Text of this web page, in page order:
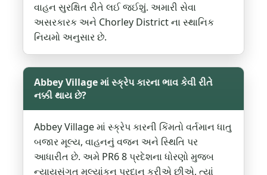
વાહન સુરક્ષિત રીતે લઈ જઈશું. અમારી સેવા
અસરકારક અને Chorley District ના સ્થાનિક
નિયમો અનુસાર છે.
Abbey Village માં સ્ક્રેપ કારના ભાવ કેવી રીતે
નક્કી થાય છે?
Abbey Village માં સ્ક્રેપ કારની કિંમતો વર્તમાન ધાતુ
બજાર મૂલ્ય, વાહનનું વજન અને સ્થિતિ પર
આધારીત છે. અમે PR6 8 પ્રદેશના ધોરણો મુજબ
ન્યાયસંગત મૂલ્યાંકન પ્રદાન કરીએ છીએ, ત્યાં